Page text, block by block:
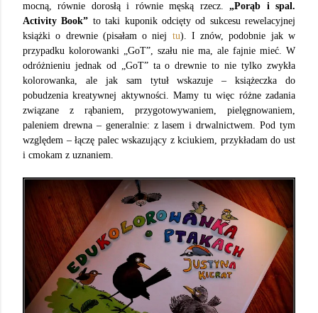
mocną, równie dorosłą i równie męską rzecz.„Porąb i spal.
Activity Book” to taki kuponik odcięty od sukcesu rewelacyjnej
książki o drewnie (pisałam o niej tu). I znów, podobnie jak w
przypadku kolorowanki „GoT”, szału nie ma, ale fajnie mieć. W
odróżnieniu jednak od „GoT” ta o drewnie to nie tylko zwykła
kolorowanka, ale jak sam tytuł wskazuje – książeczka do
pobudzenia kreatywnej aktywności. Mamy tu więc różne zadania
związane z rąbaniem, przygotowywaniem, pielęgnowaniem,
paleniem drewna – generalnie: z lasem i drwalnictwem. Pod tym
względem – łączę palec wskazujący z kciukiem, przykładam do ust
i cmokam z uznaniem.